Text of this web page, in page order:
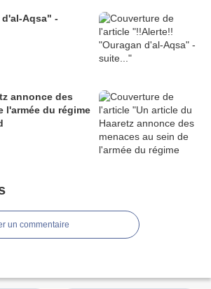
Aqsa" -
annonce des
l'armée du régime
un commentaire